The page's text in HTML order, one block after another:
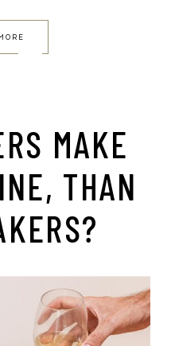
MAKE
THAN